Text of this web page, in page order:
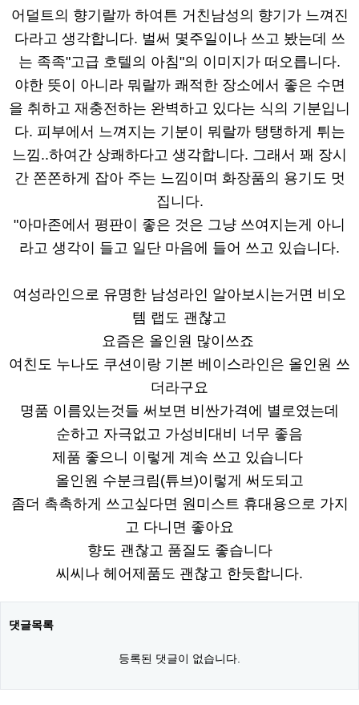
어덜트의 향기랄까 하여튼 거친남성의 향기가 느껴진
다라고 생각합니다. 벌써 몇주일이나 쓰고 봤는데 쓰
는 족족"고급 호텔의 아침"의 이미지가 떠오릅니다.
야한 뜻이 아니라 뭐랄까 쾌적한 장소에서 좋은 수면
을 취하고 재충전하는 완벽하고 있다는 식의 기분입니
다. 피부에서 느껴지는 기분이 뭐랄까 탱탱하게 튀는
느낌..하여간 상쾌하다고 생각합니다. 그래서 꽤 장시
간 쫀쫀하게 잡아 주는 느낌이며 화장품의 용기도 멋
집니다.
"아마존에서 평판이 좋은 것은 그냥 쓰여지는게 아니
라고 생각이 들고 일단 마음에 들어 쓰고 있습니다.
여성라인으로 유명한 남성라인 알아보시는거면 비오
템 랩도 괜찮고
요즘은 올인원 많이쓰죠
여친도 누나도 쿠션이랑 기본 베이스라인은 올인원 쓰
더라구요
명품 이름있는것들 써보면 비싼가격에 별로였는데
순하고 자극없고 가성비대비 너무 좋음
제품 좋으니 이렇게 계속 쓰고 있습니다
올인원 수분크림(튜브)이렇게 써도되고
좀더 촉촉하게 쓰고싶다면 원미스트 휴대용으로 가지
고 다니면 좋아요
향도 괜찮고 품질도 좋습니다
씨씨나 헤어제품도 괜찮고 한듯합니다.
댓글목록
등록된 댓글이 없습니다.